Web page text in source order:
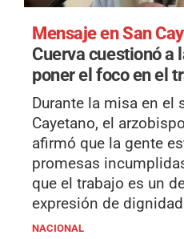
Mensaje en San
Cuerva cuestionó a
poner el foco en el
Durante la misa en el
Cayetano, el
afirmó que la gente
promesas
que el trabajo es un
expresión de
NACIONAL